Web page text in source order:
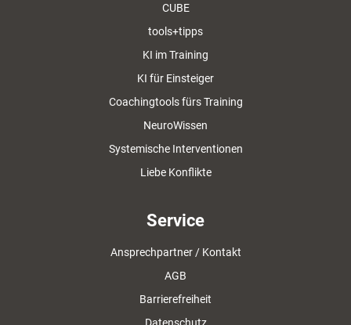
CUBE
tools+tipps
KI im Training
KI für Einsteiger
Coachingtools fürs Training
NeuroWissen
Systemische Interventionen
Liebe Konflikte
Service
Ansprechpartner / Kontakt
AGB
Barrierefreiheit
Datenschutz